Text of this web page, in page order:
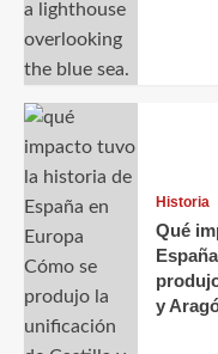
Historia
Qué
y